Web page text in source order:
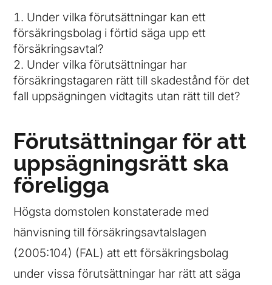
Under vilka förutsättningar kan ett
försäkringsbolag i förtid säga upp ett
försäkringsavtal?
Under vilka förutsättningar har
försäkringstagaren rätt till skadestånd för det
fall uppsägningen vidtagits utan rätt till det?
Förutsättningar för att
uppsägningsrätt ska
föreligga
Högsta domstolen konstaterade med
hänvisning till försäkringsavtalslagen
(2005:104) (FAL) att ett försäkringsbolag
under vissa förutsättningar har rätt att säga